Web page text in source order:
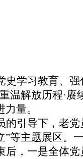
史学习教育、
温解放历程·
量。
的引导下，老
”等主题展区。
后，一是全体